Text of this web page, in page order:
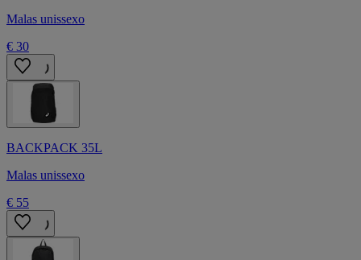
Malas unissexo
€ 30
BACKPACK 35L
Malas unissexo
€ 55